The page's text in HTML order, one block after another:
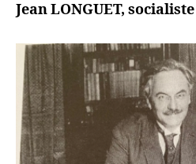
Jean LONGUET,